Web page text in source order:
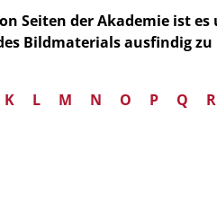
Seiten der Akademie ist
Bildmaterials ausfindig zu
K L M N O P Q R